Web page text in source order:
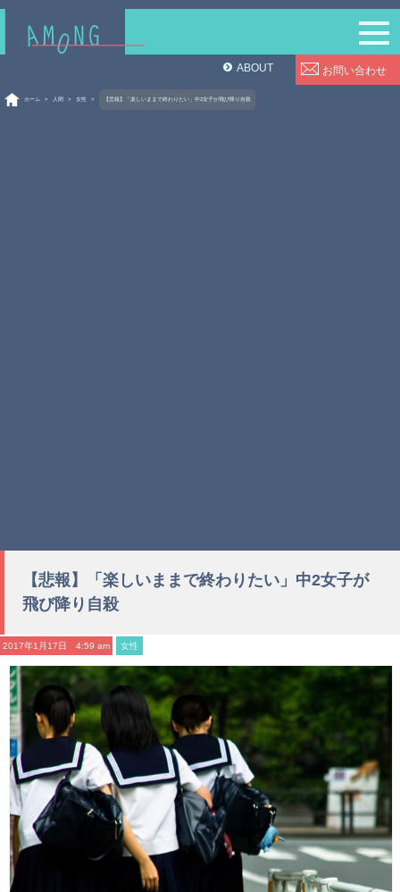
お問い合わせ
ABOUT
ホーム > 人間 > 女性 > 【悲報】「楽しいままで終わりたい」中2女子が飛び降り自殺
【悲報】「楽しいままで終わりたい」中2女子が
飛び降り自殺
2017年1月17日 4:59 am 女性